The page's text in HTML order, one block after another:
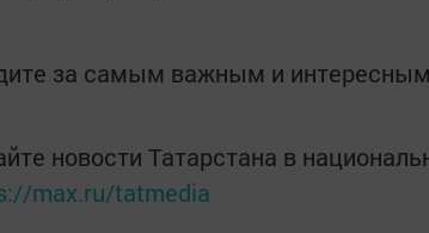
за самым важным и
новости Татарстана в
max.ru/tatmedia